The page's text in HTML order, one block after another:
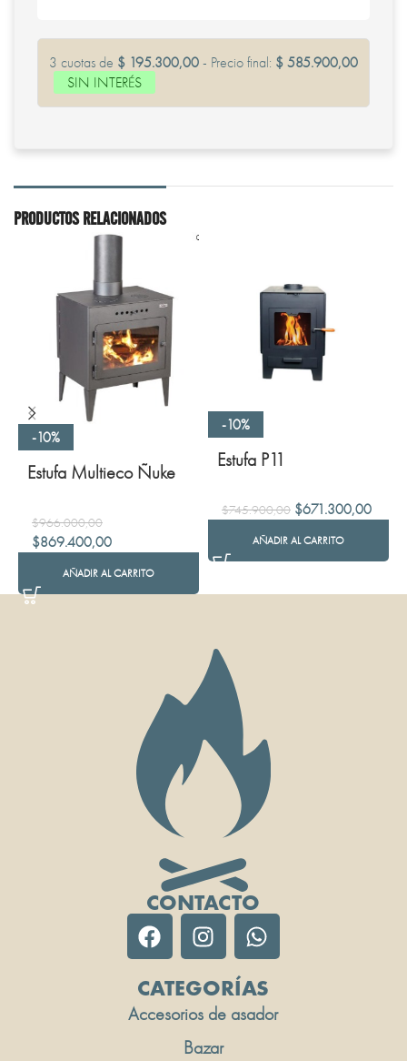
3 cuotas de $ 195.300,00- Precio final: $ 585.900,00
SIN INTERÉS
PRODUCTOS RELACIONADOS
-10%
Estufa Multieco Ñuke
$966.000,00
$869.400,00
AÑADIR AL CARRITO
-10%
Estufa P11
$745.900,00 $671.300,00
AÑADIR AL CARRITO
CONTACTO
CATEGORÍAS
Accesorios de asador
Bazar